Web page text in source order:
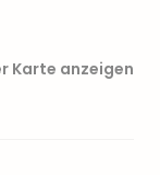
Karte anzeigen